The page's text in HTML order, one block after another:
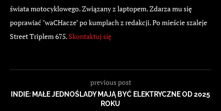
świata motocyklowego. Związany z laptopem. Zdarza mu się
poprawiać "waCHacze" po kumplach z redakcji. Po mieście szaleje
Street Triplem 675. Skontaktuj się
previous post
INDIE: MAŁE JEDNOŚLADY MAJĄ BYĆ ELEKTRYCZNE OD 2025
ROKU